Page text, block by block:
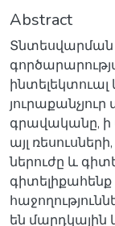
Abstract
Տնտեսվարման
ինտելեկտուալ
գրավականը,
այլ
ներուժը և
գիտելիքահենք
են